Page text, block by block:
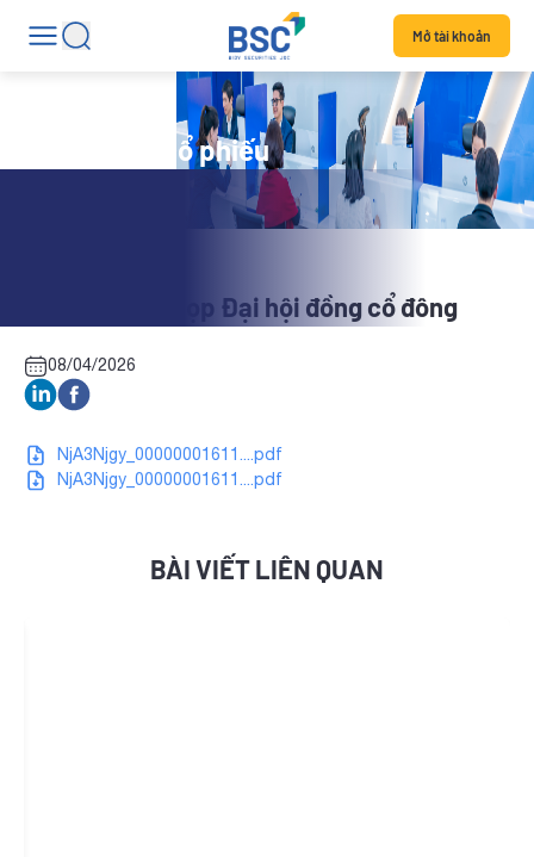
Mở tài khoản
Tin tức mã cổ phiếu
DVG: Tài liệu họp Đại hội đồng cổ đông
08/04/2026
NjA3Njgy_00000001611....pdf
NjA3Njgy_00000001611....pdf
BÀI VIẾT LIÊN QUAN